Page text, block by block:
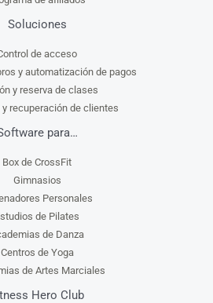
Soluciones
de acceso
y automatización de pagos
y reserva de clases
y recuperación de clientes
para…
Box de CrossFit
Gimnasios
Personales
de Pilates
de Danza
Centros de Yoga
de Artes Marciales
Hero Club